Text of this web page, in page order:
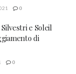
0
e Soleil
di
0